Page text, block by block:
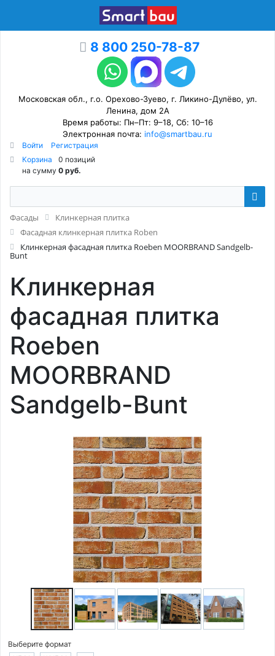
8 800 250-78-87
Московская обл., г.о. Орехово-Зуево, г. Ликино-Дулёво, ул.
Ленина, дом 2А
Время работы: Пн–Пт: 9–18, Сб: 10–16
Электронная почта: info@smartbau.ru
Войти
Регистрация
Корзина
0 позиций
на сумму 0 руб.
Фасады
Клинкерная плитка
Фасадная клинкерная плитка Roben
Клинкерная фасадная плитка Roeben MOORBRAND Sandgelb-
Bunt
Клинкерная
фасадная плитка
Roeben
MOORBRAND
Sandgelb-Bunt
Выберите формат